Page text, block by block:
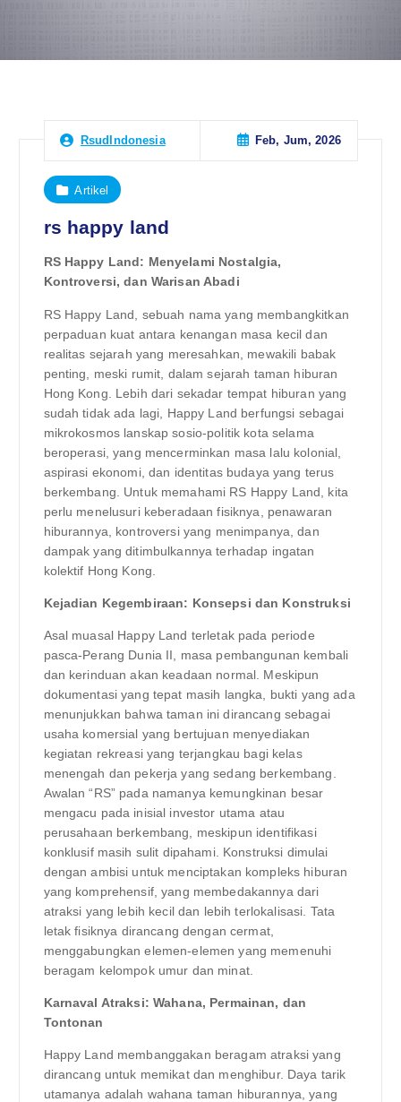
RsudIndonesia Feb, Jum, 2026
Artikel
rs happy land
RS Happy Land: Menyelami Nostalgia,
Kontroversi, dan Warisan Abadi
RS Happy Land, sebuah nama yang membangkitkan
perpaduan kuat antara kenangan masa kecil dan
realitas sejarah yang meresahkan, mewakili babak
penting, meski rumit, dalam sejarah taman hiburan
Hong Kong. Lebih dari sekadar tempat hiburan yang
sudah tidak ada lagi, Happy Land berfungsi sebagai
mikrokosmos lanskap sosio-politik kota selama
beroperasi, yang mencerminkan masa lalu kolonial,
aspirasi ekonomi, dan identitas budaya yang terus
berkembang. Untuk memahami RS Happy Land, kita
perlu menelusuri keberadaan fisiknya, penawaran
hiburannya, kontroversi yang menimpanya, dan
dampak yang ditimbulkannya terhadap ingatan
kolektif Hong Kong.
Kejadian Kegembiraan: Konsepsi dan Konstruksi
Asal muasal Happy Land terletak pada periode
pasca-Perang Dunia II, masa pembangunan kembali
dan kerinduan akan keadaan normal. Meskipun
dokumentasi yang tepat masih langka, bukti yang ada
menunjukkan bahwa taman ini dirancang sebagai
usaha komersial yang bertujuan menyediakan
kegiatan rekreasi yang terjangkau bagi kelas
menengah dan pekerja yang sedang berkembang.
Awalan “RS” pada namanya kemungkinan besar
mengacu pada inisial investor utama atau
perusahaan berkembang, meskipun identifikasi
konklusif masih sulit dipahami. Konstruksi dimulai
dengan ambisi untuk menciptakan kompleks hiburan
yang komprehensif, yang membedakannya dari
atraksi yang lebih kecil dan lebih terlokalisasi. Tata
letak fisiknya dirancang dengan cermat,
menggabungkan elemen-elemen yang memenuhi
beragam kelompok umur dan minat.
Karnaval Atraksi: Wahana, Permainan, dan
Tontonan
Happy Land membanggakan beragam atraksi yang
dirancang untuk memikat dan menghibur. Daya tarik
utamanya adalah wahana taman hiburannya, yang